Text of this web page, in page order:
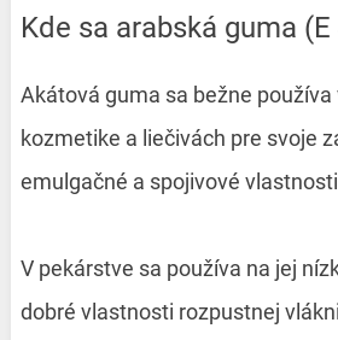
Kde sa arabská guma
Akátová guma sa bežne
kozmetike a liečivách pre svoje
emulgačné a spojivové
V pekárstve sa používa na jej
dobré vlastnosti rozpustnej